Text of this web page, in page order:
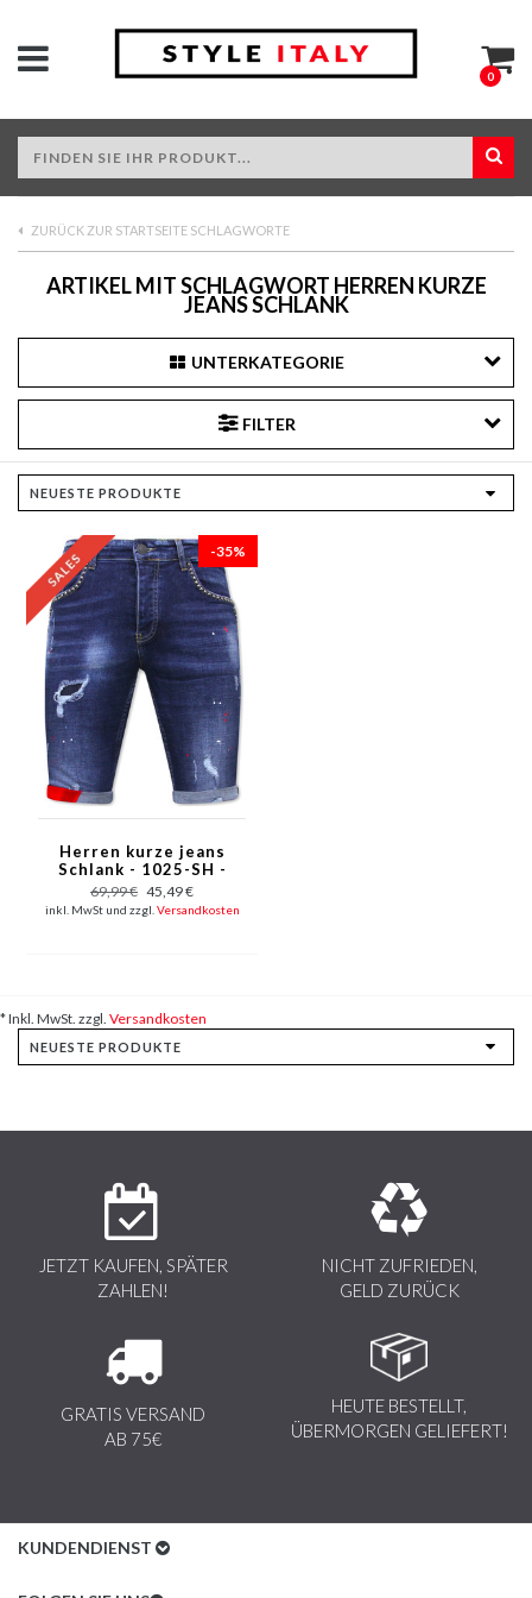
0
ZURÜCK ZUR STARTSEITE SCHLAGWORTE
ARTIKEL MIT SCHLAGWORT HERREN KURZE
JEANS SCHLANK
UNTERKATEGORIE
FILTER
-35%
Herren kurze jeans
Schlank - 1025-SH -
Blau
69,99 € 45,49 €
inkl. MwSt und zzgl. Versandkosten
* Inkl. MwSt. zzgl. Versandkosten
JETZT KAUFEN, SPÄTER
ZAHLEN!
NICHT ZUFRIEDEN,
GELD ZURÜCK
GRATIS VERSAND
AB 75€
HEUTE BESTELLT,
ÜBERMORGEN GELIEFERT!
KUNDENDIENST
Kundenservice